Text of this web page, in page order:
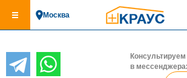
основному
Москва
Консультируем
в